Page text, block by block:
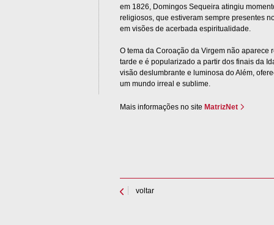
em 1826, Domingos Sequeira atingiu
religiosos, que estiveram sempre presentes
em visões de acerbada espiritualidade.
O tema da Coroação da Virgem não aparece
tarde e é popularizado a partir dos finais da
visão deslumbrante e luminosa do Além,
um mundo irreal e sublime.
Mais informações no site MatrizNet
voltar